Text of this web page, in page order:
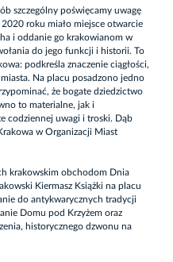
szczególny poświęcamy uwagę
roku miało miejsce otwarcie
i oddanie go krakowianom w
do jego funkcji i historii. To
podkreśla znaczenie ciągłości,
Na placu posadzono jedno
że bogate dziedzictwo
to materialne, jak i
codziennej uwagi i troski. Dąb
w Organizacji Miast
krakowskim obchodom Dnia
Kiermasz Książki na placu
do antykwarycznych tradycji
Domu pod Krzyżem oraz
historycznego dzwonu na